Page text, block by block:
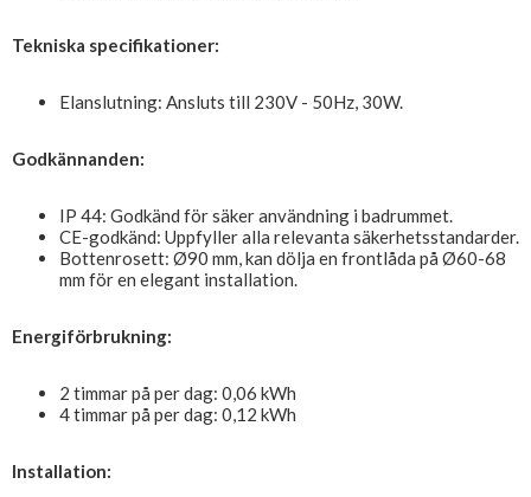
Tekniska specifikationer:
Elanslutning: Ansluts till 230V - 50Hz, 30W.
Godkännanden:
IP 44: Godkänd för säker användning i badrummet.
CE-godkänd: Uppfyller alla relevanta säkerhetsstandarder.
Bottenrosett: Ø90 mm, kan dölja en frontlåda på Ø60-68
mm för en elegant installation.
Energiförbrukning:
2 timmar på per dag: 0,06 kWh
4 timmar på per dag: 0,12 kWh
Installation: